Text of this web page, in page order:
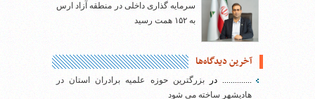
سرمایه گذاری داخلی در منطقه آزاد ارس
به ۱۵۲ همت رسید
آخرین دیدگاه‌ها
..............دربزرگترین حوزه علمیه برادران استان در
هادیشهر ساخته می شود